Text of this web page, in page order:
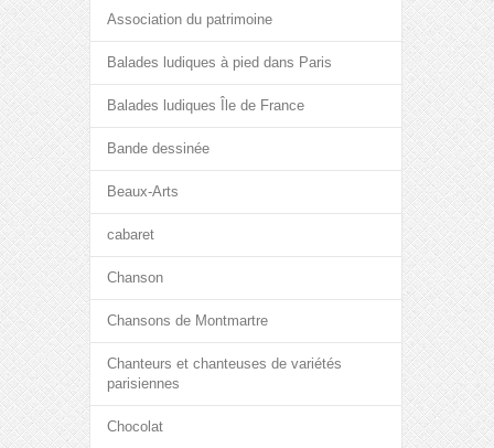
Association du patrimoine
Balades ludiques à pied dans Paris
Balades ludiques Île de France
Bande dessinée
Beaux-Arts
cabaret
Chanson
Chansons de Montmartre
Chanteurs et chanteuses de variétés
parisiennes
Chocolat